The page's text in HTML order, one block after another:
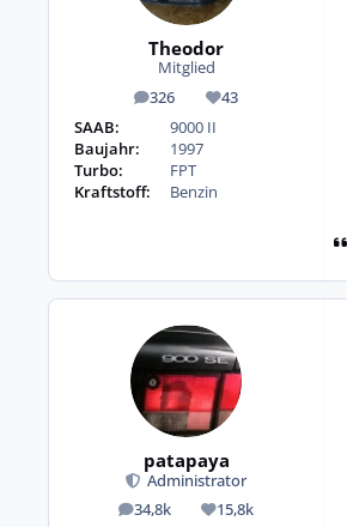
Theodor
Mitglied
326
Beiträge 43
Reputation
SAAB:
9000 II
Baujahr:
1997
Turbo:
FPT
Kraftstoff:
Benzin
patapaya
Administrator
34,8k
Beiträge 15,8k
Reputation